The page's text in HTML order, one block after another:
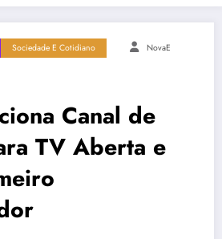
Sociedade E Cotidiano NovaE
Canal de
TV Aberta e